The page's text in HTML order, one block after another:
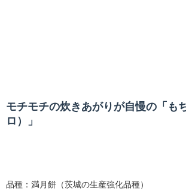
モチモチの炊きあがりが自慢の「も
ロ）」
品種：満月餅（茨城の生産強化品種）